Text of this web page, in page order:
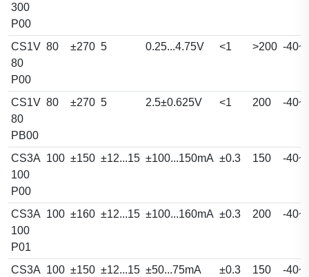
300
P00
CS1V
80
P00
80 ±270 5 0.25...4.75V <1 >200 -
CS1V
80
PB00
80 ±270 5 2.5±0.625V <1 200 -
CS3A
100
P00
100 ±150 ±12...15 ±100...150mA ±0.3 150 -
CS3A
100
P01
100 ±160 ±12...15 ±100...160mA ±0.3 200 -
CS3A 100 ±150 ±12...15 ±50...75mA ±0.3 150 -